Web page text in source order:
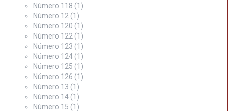
Número 118 (1)
Número 12 (1)
Número 120 (1)
Número 122 (1)
Número 123 (1)
Número 124 (1)
Número 125 (1)
Número 126 (1)
Número 13 (1)
Número 14 (1)
Número 15 (1)